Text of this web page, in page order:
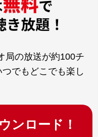
局の放送が約100チ
でもどこでも楽し
ンロード！